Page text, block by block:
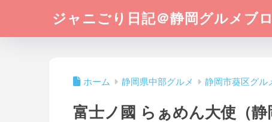
ジャニごり日記＠静岡グルメブ
ホーム 静岡県中部グルメ 静岡市葵区グル
富士ノ國 らぁめん大使（